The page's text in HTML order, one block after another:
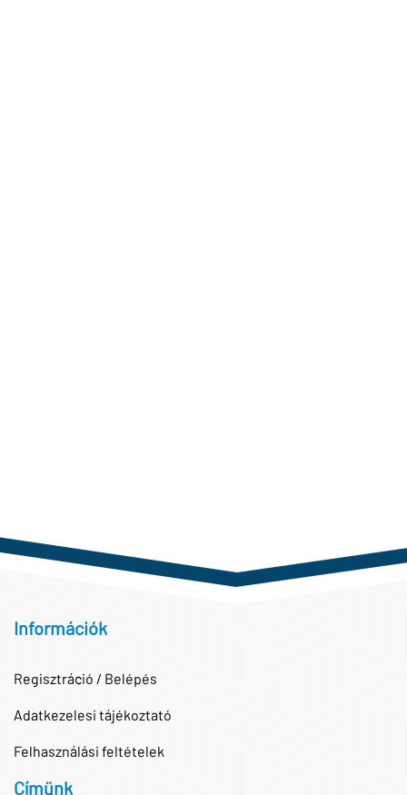
Információk
Regisztráció / Belépés
Adatkezelesi tájékoztató
Felhasználási feltételek
Címünk